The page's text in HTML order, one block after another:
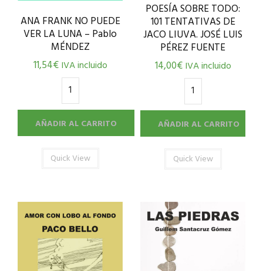
ANA FRANK NO PUEDE
VER LA LUNA – Pablo
MÉNDEZ
11,54€ IVA incluido
AÑADIR AL CARRITO
Quick View
POESÍA SOBRE TODO:
101 TENTATIVAS DE
JACO LIUVA. JOSÉ LUIS
PÉREZ FUENTE
14,00€ IVA incluido
AÑADIR AL CARRITO
Quick View